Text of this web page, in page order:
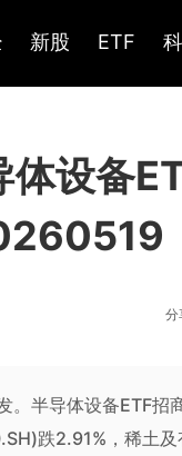
新股 ETF
设备
分
。半导体设备ETF
跌2.91%，稀土